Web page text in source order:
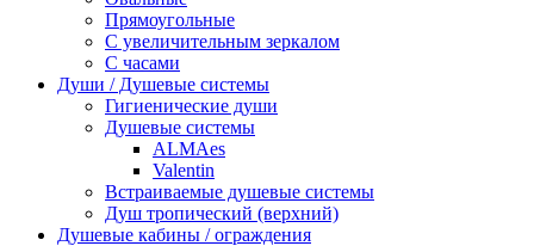
Прямоугольные
С увеличительным зеркалом
С часами
Души / Душевые системы
Гигиенические души
Душевые системы
ALMAes
Valentin
Встраиваемые душевые системы
Душ тропический (верхний)
Душевые кабины / ограждения